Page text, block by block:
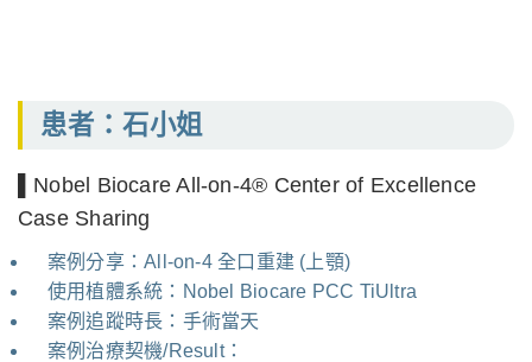
患者：石小姐
▌Nobel Biocare All-on-4® Center of Excellence
Case Sharing
案例分享：All-on-4 全口重建 (上顎)
使用植體系統：Nobel Biocare PCC TiUltra
案例追蹤時長：手術當天
案例治療契機/Result：